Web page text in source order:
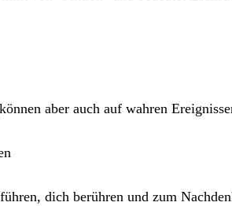
aber auch auf wahren
dich berühren und zum